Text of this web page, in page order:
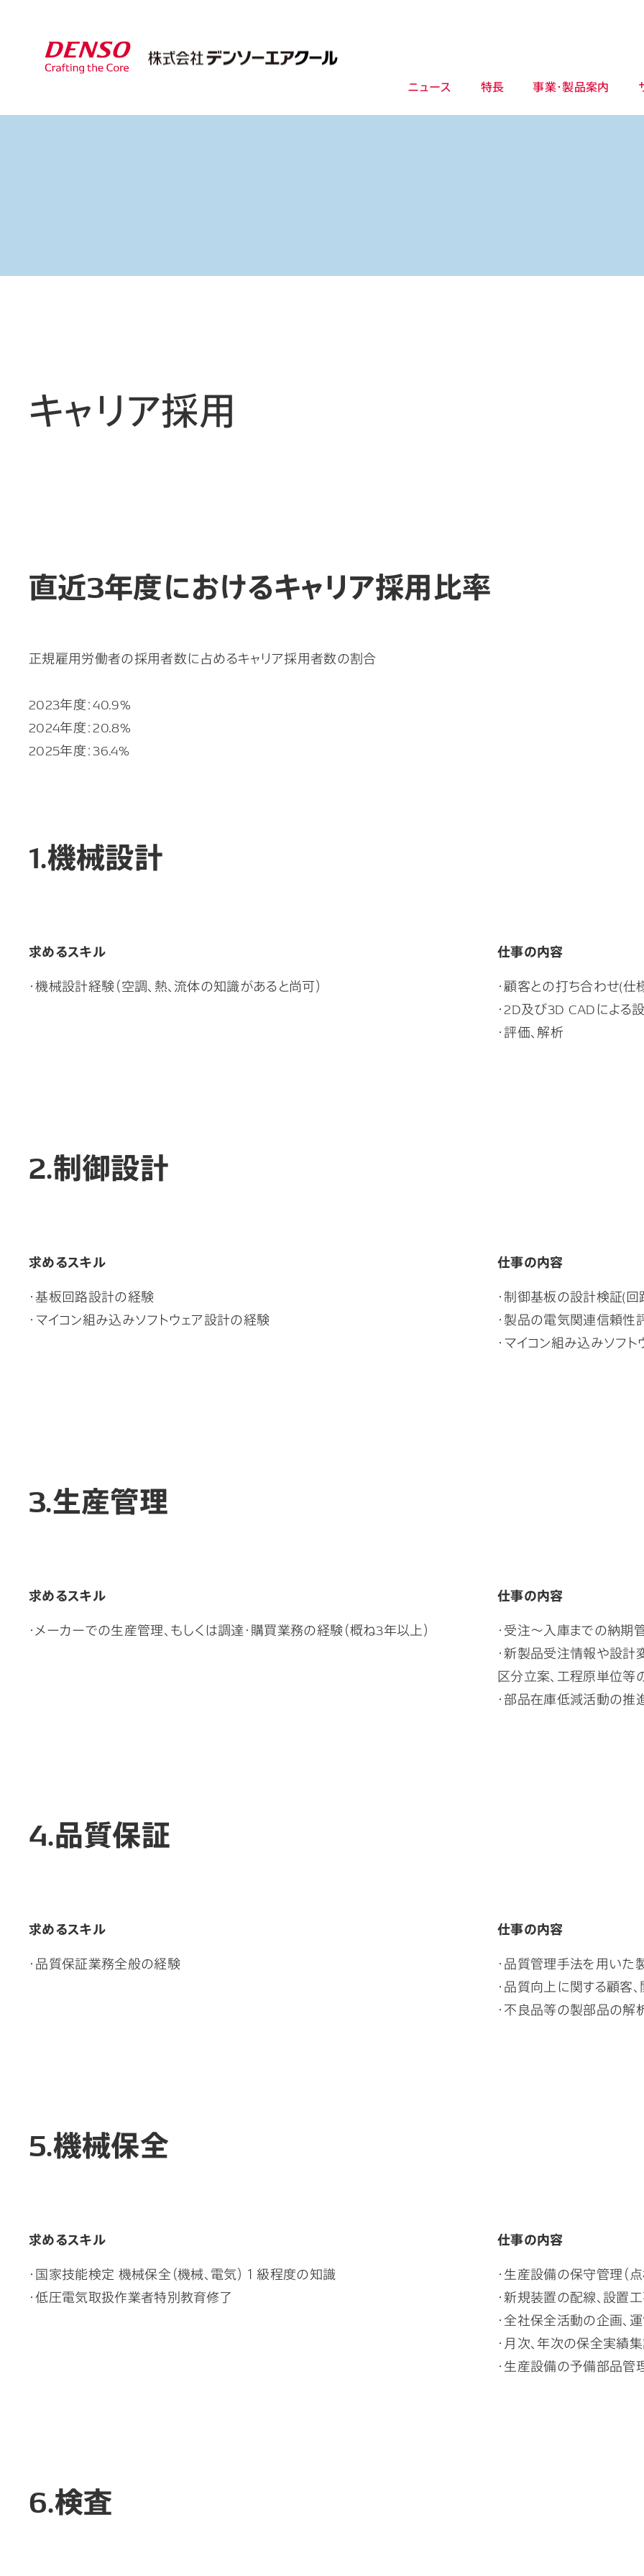
ニュース 特長 事業・製品案内
キャリア採用
直近3年度におけるキャリア採用比率
正規雇用労働者の採用者数に占めるキャリア採用者数の割合
2023年度：40.9%
2024年度：20.8%
2025年度：36.4%
1.機械設計
求めるスキル
・機械設計経験（空調、熱、流体の知識があると尚可）
仕事の内容
・顧客との打ち合わせ(仕
・2D及び3D CADによる
・評価、解析
2.制御設計
求めるスキル
・基板回路設計の経験
・マイコン組み込みソフトウェア設計の経験
仕事の内容
・制御基板の設計検証(回
・製品の電気関連信頼性
・マイコン組み込みソフ
3.生産管理
求めるスキル
・メーカーでの生産管理、もしくは調達・購買業務の経験（概ね3年以上）
仕事の内容
・受注～入庫までの納期
・新製品受注情報や設
区分立案、工程原単位等
・部品在庫低減活動の
4.品質保証
求めるスキル
・品質保証業務全般の経験
仕事の内容
・品質管理手法を用い
・品質向上に関する顧客
・不良品等の製部品の解
5.機械保全
求めるスキル
・国家技能検定 機械保全（機械、電気）１級程度の知識
・低圧電気取扱作業者特別教育修了
仕事の内容
・生産設備の保守管理（
・新規装置の配線、設置
・全社保全活動の企画、
・月次、年次の保全実績
・生産設備の予備部品管
6.検査